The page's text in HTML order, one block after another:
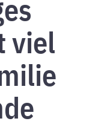
viel